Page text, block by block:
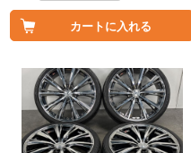
カートに入れる